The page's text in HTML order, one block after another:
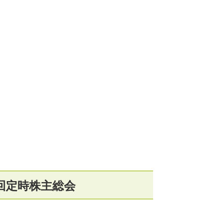
定時株主総会